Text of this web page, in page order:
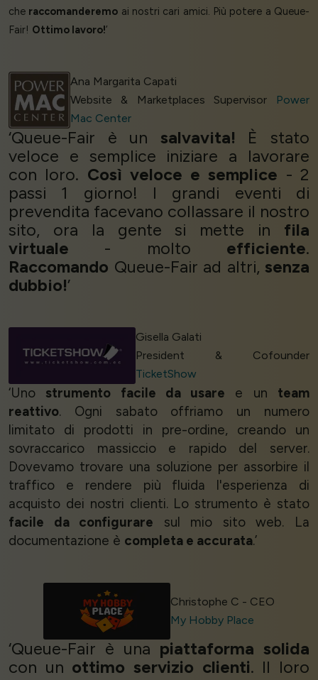
che raccomanderemo ai nostri cari amici. Più potere a Queue-
Fair! Ottimo lavoro!’
Ana Margarita Capati
Website & Marketplaces Supervisor
Power
Mac Center
‘Queue-Fair è un salvavita! È stato
veloce e semplice iniziare a lavorare
con loro. Così veloce e semplice - 2
passi 1 giorno! I grandi eventi di
prevendita facevano collassare il nostro
sito, ora la gente si mette in fila
virtuale - molto efficiente.
Raccomando Queue-Fair ad altri, senza
dubbio!’
Gisella Galati
President & Cofounder
TicketShow
‘Uno strumento facile da usare e un team
reattivo. Ogni sabato offriamo un numero
limitato di prodotti in pre-ordine, creando un
sovraccarico massiccio e rapido del server.
Dovevamo trovare una soluzione per assorbire il
traffico e rendere più fluida l'esperienza di
acquisto dei nostri clienti. Lo strumento è stato
facile da configurare sul mio sito web. La
documentazione è completa e accurata.’
Christophe C - CEO
My Hobby Place
‘Queue-Fair è una piattaforma solida
con un ottimo servizio clienti. Il loro